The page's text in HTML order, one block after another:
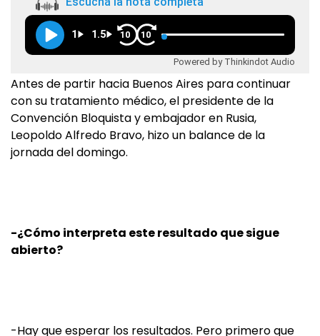
1 1.5 10 10
Powered by Thinkindot Audio
Antes de partir hacia Buenos Aires para continuar
con su tratamiento médico, el presidente de la
Convención Bloquista y embajador en Rusia,
Leopoldo Alfredo Bravo, hizo un balance de la
jornada del domingo.
-¿Cómo interpreta este resultado que sigue
abierto?
-Hay que esperar los resultados. Pero primero que